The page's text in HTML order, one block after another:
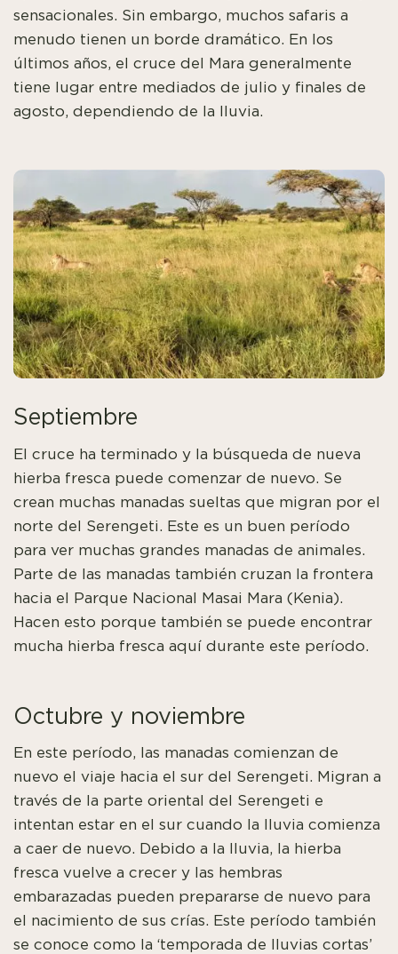
sensacionales. Sin embargo, muchos safaris a
menudo tienen un borde dramático. En los
últimos años, el cruce del Mara generalmente
tiene lugar entre mediados de julio y finales de
agosto, dependiendo de la lluvia.
Septiembre
El cruce ha terminado y la búsqueda de nueva
hierba fresca puede comenzar de nuevo. Se
crean muchas manadas sueltas que migran por el
norte del Serengeti. Este es un buen período
para ver muchas grandes manadas de animales.
Parte de las manadas también cruzan la frontera
hacia el Parque Nacional Masai Mara (Kenia).
Hacen esto porque también se puede encontrar
mucha hierba fresca aquí durante este período.
Octubre y noviembre
En este período, las manadas comienzan de
nuevo el viaje hacia el sur del Serengeti. Migran a
través de la parte oriental del Serengeti e
intentan estar en el sur cuando la lluvia comienza
a caer de nuevo. Debido a la lluvia, la hierba
fresca vuelve a crecer y las hembras
embarazadas pueden prepararse de nuevo para
el nacimiento de sus crías. Este período también
se conoce como la ‘temporada de lluvias cortas’